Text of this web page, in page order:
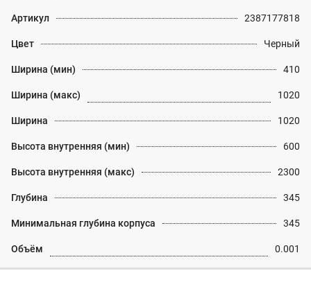
Артикул 2387177818
Цвет Черный
Ширина (мин) 410
Ширина (макс) 1020
Ширина 1020
Высота внутренняя (мин) 600
Высота внутренняя (макс) 2300
Глубина 345
Минимальная глубина корпуса 345
Объём 0.001